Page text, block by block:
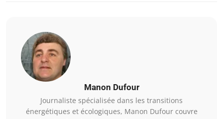
Manon Dufour
Journaliste spécialisée dans les transitions
énergétiques et écologiques, Manon Dufour couvre